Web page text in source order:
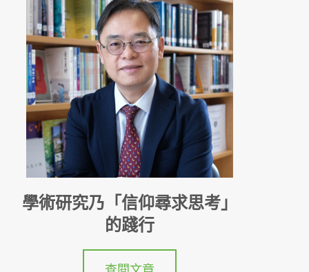
學術研究乃「信仰尋求思考」
的踐行